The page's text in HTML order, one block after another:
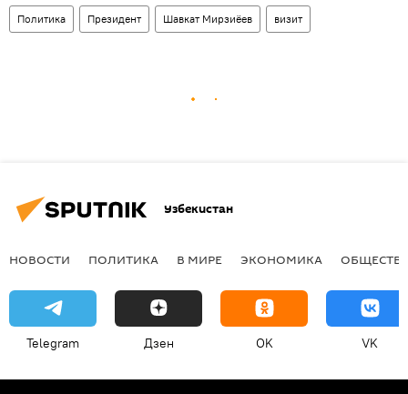
Политика Президент Шавкат Мирзиёев визит
Узбекистан
НОВОСТИ ПОЛИТИКА В МИРЕ ЭКОНОМИКА
Telegram Дзен OK VK